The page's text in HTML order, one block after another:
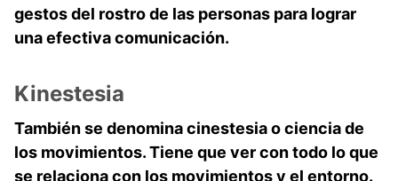
gestos del rostro de las personas para lograr
una efectiva comunicación.
Kinestesia
También se denomina cinestesia o ciencia de
los movimientos. Tiene que ver con todo lo que
se relaciona con los movimientos y el entorno.